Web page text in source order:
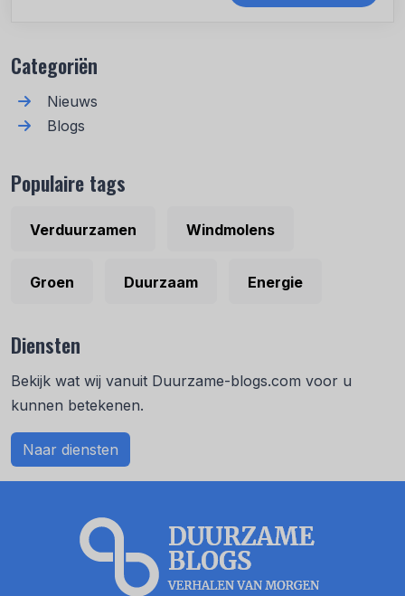
Categoriën
Nieuws
Blogs
Populaire tags
Verduurzamen Windmolens
Groen Duurzaam Energie
Diensten
Bekijk wat wij vanuit Duurzame-blogs.com voor u
kunnen betekenen.
Naar diensten